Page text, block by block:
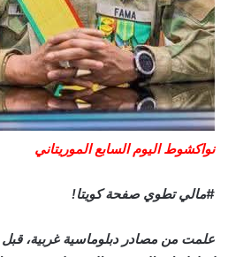
نواكشوط اليوم السابع الموريتاني
#مالي تطوي صفحة كويتا!
علمت من مصادر دبلوماسية غربية، قبل